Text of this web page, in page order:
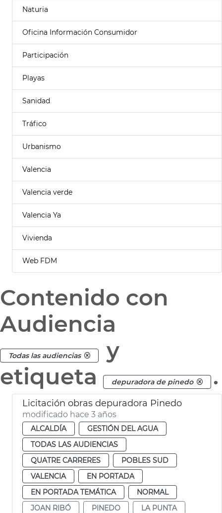
Naturia
Oficina Información Consumidor
Participación
Playas
Sanidad
Tráfico
Urbanismo
Valencia
Valencia verde
Valencia Ya
Vivienda
Web FDM
Contenido con
Audiencia
Todas las audiencias
y
etiqueta
depuradora de pinedo .
Licitación obras depuradora Pinedo
modificado hace 3 años
ALCALDÍA
GESTIÓN DEL AGUA
TODAS LAS AUDIENCIAS
QUATRE CARRERES
POBLES SUD
VALENCIA
EN PORTADA
EN PORTADA TEMÁTICA
NORMAL
JOAN RIBÓ
PINEDO
LA PUNTA